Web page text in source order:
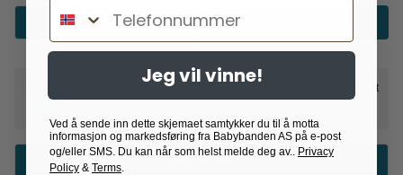
WisePet
Wise-Pet Stripy
WisePet
Wise-pet Mini Bear
Godta nødvendig
Markedsføring Egendefinert
Bekreft valg
Telefonnummer
Jeg vil vinne!
Ved å sende inn dette skjemaet samtykker du til å motta
informasjon og markedsføring fra Babybanden AS på e-post
og/eller SMS. Du kan når som helst melde deg av.. Privacy
Policy & Terms.